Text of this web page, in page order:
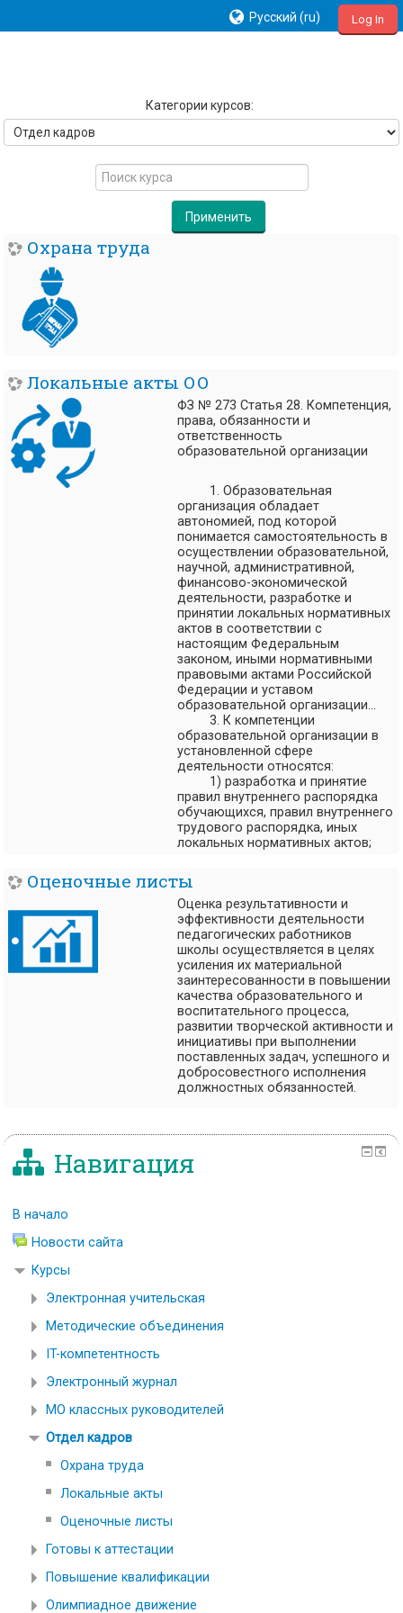
Log In
Русский ‎(ru)‎
Категории курсов:
Поиск
курса
Применить
Охрана труда
Локальные акты ОО
ФЗ № 273 Статья 28. Компетенция,
права, обязанности и
ответственность
образовательной организации
1. Образовательная
организация обладает
автономией, под которой
понимается самостоятельность в
осуществлении образовательной,
научной, административной,
финансово-экономической
деятельности, разработке и
принятии локальных нормативных
актов в соответствии с
настоящим Федеральным
законом, иными нормативными
правовыми актами Российской
Федерации и уставом
образовательной организации...
3. К компетенции
образовательной организации в
установленной сфере
деятельности относятся:
1) разработка и принятие
правил внутреннего распорядка
обучающихся, правил внутреннего
трудового распорядка, иных
локальных нормативных актов;
Оценочные листы
Оценка результативности и
эффективности деятельности
педагогических работников
школы осуществляется в целях
усиления их материальной
заинтересованности в повышении
качества образовательного и
воспитательного процесса,
развитии творческой активности и
инициативы при выполнении
поставленных задач, успешного и
добросовестного исполнения
должностных обязанностей.
Навигация
В начало
Новости сайта
Курсы
Электронная учительская
Методические объединения
IT-компетентность
Электронный журнал
МО классных руководителей
Отдел кадров
Охрана труда
Локальные акты
Оценочные листы
Готовы к аттестации
Повышение квалификации
Олимпиадное движение